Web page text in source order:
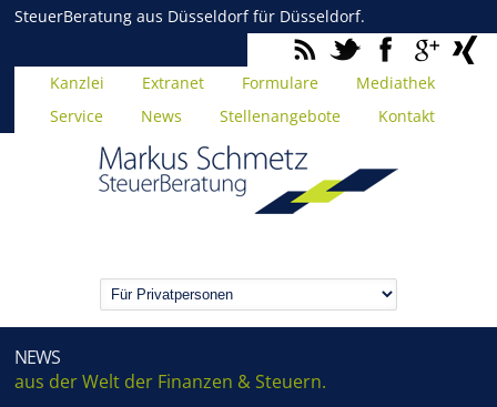
SteuerBeratung aus Düsseldorf für Düsseldorf.
Kanzlei Extranet Formulare
Mediathek
Service
News Stellenangebote Kontakt
NEWS
aus der Welt der Finanzen & Steuern.